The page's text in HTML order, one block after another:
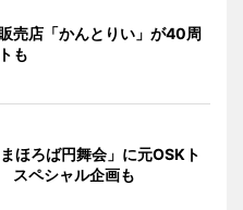
売店「かんとりい」が40周
も
ほろば円舞会」に元OSKト
スペシャル企画も